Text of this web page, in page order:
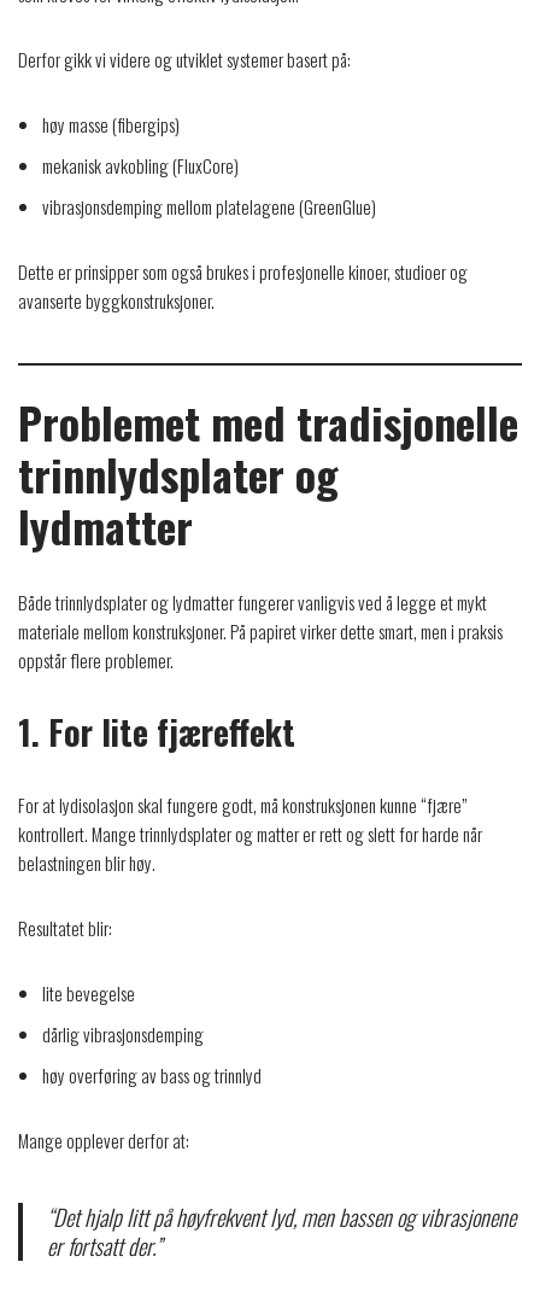
Derfor gikk vi videre og utviklet systemer basert på:
høy masse (fibergips)
mekanisk avkobling (FluxCore)
vibrasjonsdemping mellom platelagene (GreenGlue)
Dette er prinsipper som også brukes i profesjonelle kinoer, studioer og
avanserte byggkonstruksjoner.
Problemet med tradisjonelle
trinnlydsplater og
lydmatter
Både trinnlydsplater og lydmatter fungerer vanligvis ved å legge et mykt
materiale mellom konstruksjoner. På papiret virker dette smart, men i praksis
oppstår flere problemer.
1. For lite fjæreffekt
For at lydisolasjon skal fungere godt, må konstruksjonen kunne “fjære”
kontrollert. Mange trinnlydsplater og matter er rett og slett for harde når
belastningen blir høy.
Resultatet blir:
lite bevegelse
dårlig vibrasjonsdemping
høy overføring av bass og trinnlyd
Mange opplever derfor at:
“Det hjalp litt på høyfrekvent lyd, men bassen og vibrasjonene
er fortsatt der.”